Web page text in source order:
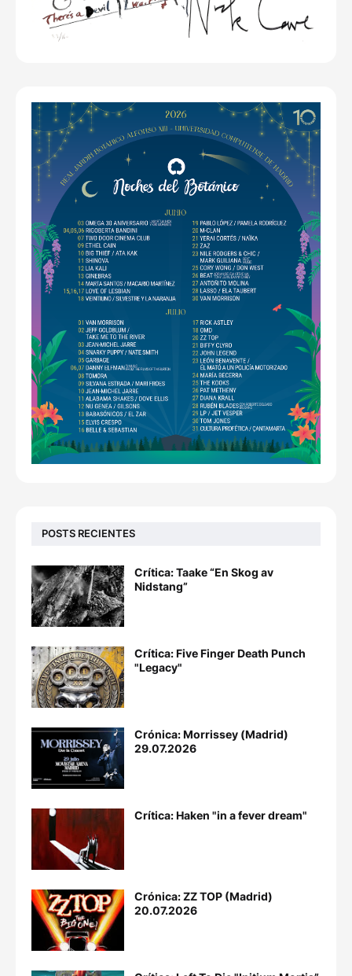
POSTS RECIENTES
Crítica: Taake “En Skog av
Nidstang”
Crítica: Five Finger Death Punch
"Legacy"
Crónica: Morrissey (Madrid)
29.07.2026
Crítica: Haken "in a fever dream"
Crónica: ZZ TOP (Madrid)
20.07.2026